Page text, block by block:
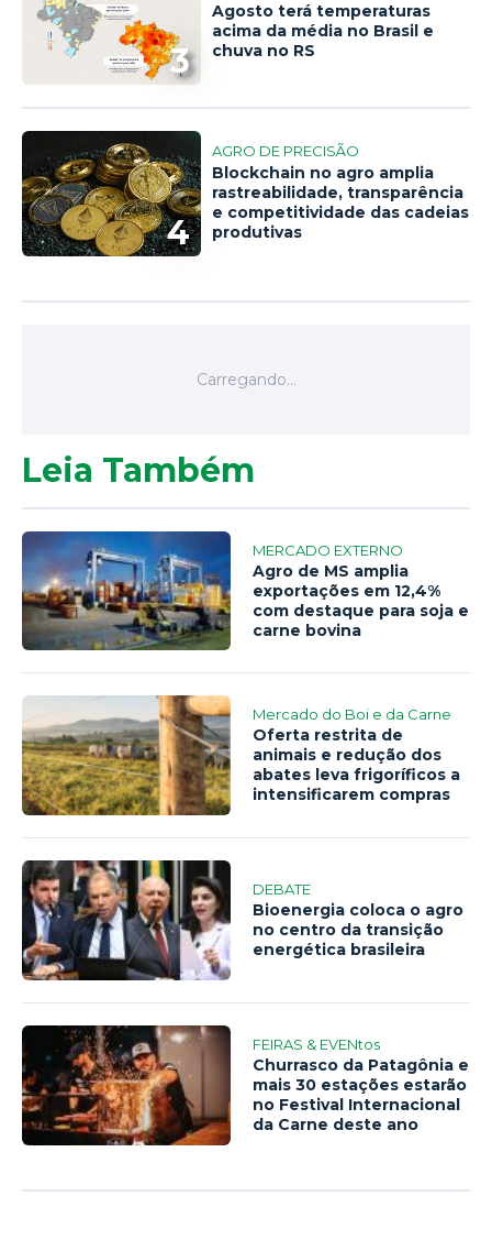
3
Agosto terá temperaturas
acima da média no Brasil e
chuva no RS
4
AGRO DE PRECISÃO
Blockchain no agro amplia
rastreabilidade, transparência
e competitividade das cadeias
produtivas
Leia Também
MERCADO EXTERNO
Agro de MS amplia
exportações em 12,4%
com destaque para soja e
carne bovina
Mercado do Boi e da Carne
Oferta restrita de
animais e redução dos
abates leva frigoríficos a
intensificarem compras
DEBATE
Bioenergia coloca o agro
no centro da transição
energética brasileira
FEIRAS & EVENtos
Churrasco da Patagônia e
mais 30 estações estarão
no Festival Internacional
da Carne deste ano